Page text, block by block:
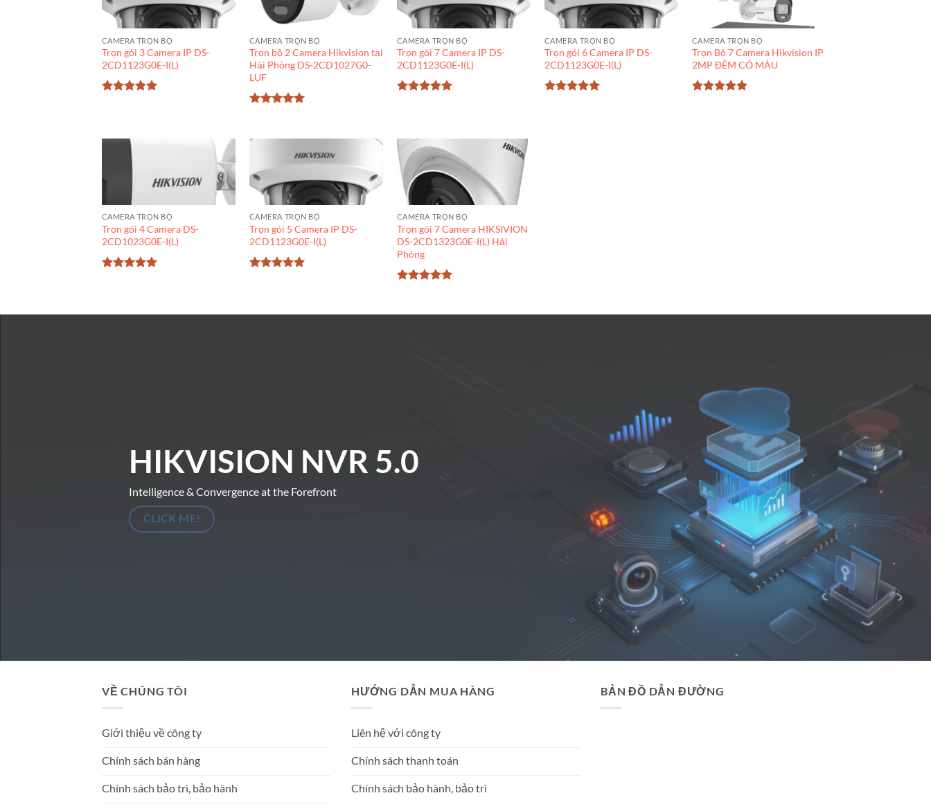
CAMERA TRỌN BỘ
Trọn gói 3 Camera IP DS-
2CD1123G0E-I(L)
CAMERA TRỌN BỘ
Trọn bộ 2 Camera Hikvision tại
Hải Phòng DS-2CD1027G0-
LUF
sao
CAMERA TRỌN BỘ
Trọn gói 7 Camera IP DS-
2CD1123G0E-I(L)
CAMERA TRỌN BỘ
Trọn gói 6 Camera IP DS-
2CD1123G0E-I(L)
CAMERA TRỌN BỘ
Trọn Bộ 7 Camera Hikvision IP
2MP ĐÊM CÓ MÀU
CAMERA TRỌN BỘ
Trọn gói 4 Camera DS-
2CD1023G0E-I(L)
CAMERA TRỌN BỘ
Trọn gói 5 Camera IP DS-
2CD1123G0E-I(L)
CAMERA TRỌN BỘ
Trọn gói 7 Camera HIKSIVION
DS-2CD1323G0E-I(L) Hải
Phòng
sao
HIKVISION NVR 5.0
Intelligence & Convergence at the Forefront
CLICK ME!
VỀ CHÚNG TÔI
Giới thiệu về công ty
Chính sách bán hàng
Chính sách bảo trì, bảo hành
HƯỚNG DẪN MUA HÀNG
Liên hệ với công ty
Chính sách thanh toán
Chính sách bảo hành, bảo trì
BẢN ĐỒ DẪN ĐƯỜNG